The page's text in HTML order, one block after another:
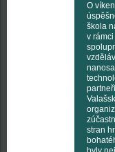
O
škola
v
stran